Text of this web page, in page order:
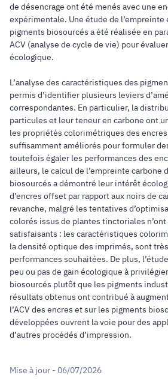
de désencrage ont été menés avec une
expérimentale. Une étude de
pigments biosourcés a été réalisée en
ACV (analyse de cycle de vie) pour
écologique.
L’analyse des caractéristiques des
permis d’identifier plusieurs leviers
correspondantes. En particulier, la
particules et leur teneur en carbone ont
les propriétés colorimétriques des
suffisamment améliorés pour formuler
toutefois égaler les performances des
ailleurs, le calcul de l’empreinte carbone
biosourcés a démontré leur intérêt
d’encres offset par rapport aux noirs de
revanche, malgré les tentatives
colorés issus de plantes tinctoriales
satisfaisants : les caractéristiques
la densité optique des imprimés, sont
performances souhaitées. De plus,
peu ou pas de gain écologique à
biosourcés plutôt que les pigments
résultats obtenus ont contribué à
l’ACV des encres et sur les pigments
développées ouvrent la voie pour des
d’autres procédés d’impression.
Mise à jour - 06/07/2026